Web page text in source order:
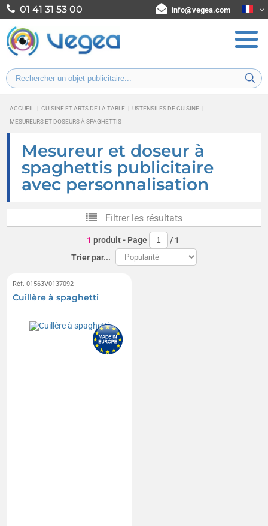
01 41 31 53 00 info@vegea.com
ACCUEIL | CUISINE ET ARTS DE LA TABLE | USTENSILES DE CUISINE |
MESUREURS ET DOSEURS À SPAGHETTIS
Mesureur et doseur à
spaghettis publicitaire
avec personnalisation
Filtrer les résultats
1 produit- Page / 1
Trier par...
Réf. 01563V0137092
Cuillère à spaghetti